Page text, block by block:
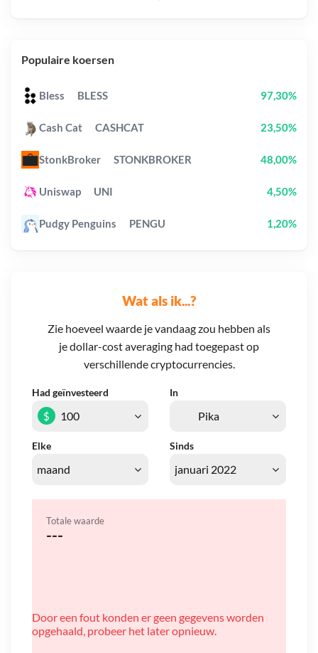
Wat als ik...?
Zie hoeveel waarde je vandaag zou hebben als
je dollar-cost averaging had toegepast op
verschillende cryptocurrencies.
Had geïnvesteerd In
Elke Sinds
$
Totale waarde
---
Door een fout konden er geen gegevens worden
opgehaald, probeer het later opnieuw.
Populaire koersen
Bless BLESS 97,30%
Cash Cat CASHCAT 23,50%
StonkBroker STONKBROKER 48,00%
Uniswap UNI 4,50%
Pudgy Penguins PENGU 1,20%